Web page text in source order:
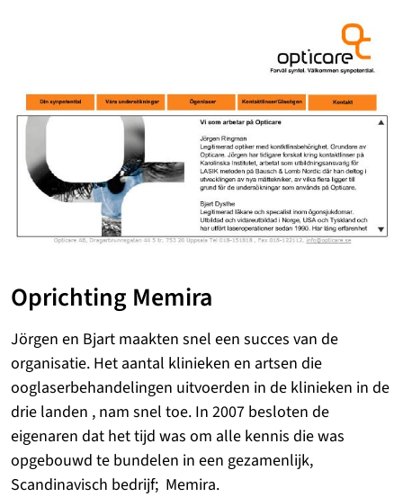
Oprichting Memira
Jörgen en Bjart maakten snel een succes van de
organisatie. Het aantal klinieken en artsen die
ooglaserbehandelingen uitvoerden in de klinieken in de
drie landen , nam snel toe. In 2007 besloten de
eigenaren dat het tijd was om alle kennis die was
opgebouwd te bundelen in een gezamenlijk,
Scandinavisch bedrijf; Memira.